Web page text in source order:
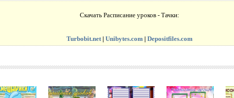
Скачать Расписание уроков - Тачки:
Turbobit.net | Unibytes.com | Depositfiles.com